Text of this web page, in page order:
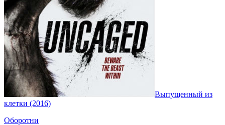
Выпущенный из
клетки (2016)
Оборотни